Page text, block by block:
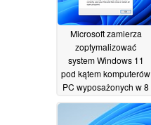
Microsoft zamierza
zoptymalizować
system Windows 11
pod kątem komputerów
PC wyposażonych w 8
01/08/2026